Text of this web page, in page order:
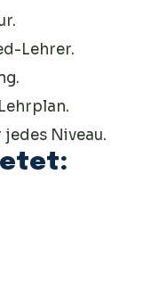
Lehrer.
Niveau.